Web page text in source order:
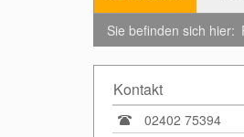
Sie befinden sich hier:
Kontakt
02402 75394